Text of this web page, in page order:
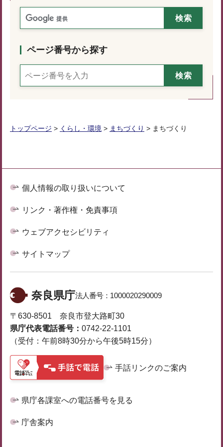
ページ番号から探す
トップページ > くらし・環境 > まちづくり > まちづくり
個人情報の取り扱いについて
リンク・著作権・免責事項
ウェブアクセシビリティ
サイトマップ
奈良県庁法人番号： 1000020290009
〒630-8501 奈良市登大路町30
県庁代表電話番号： 0742-22-1101
（受付：午前8時30分から午後5時15分）
手話リンクのご案内
県庁各課室への電話番号を見る
庁舎案内